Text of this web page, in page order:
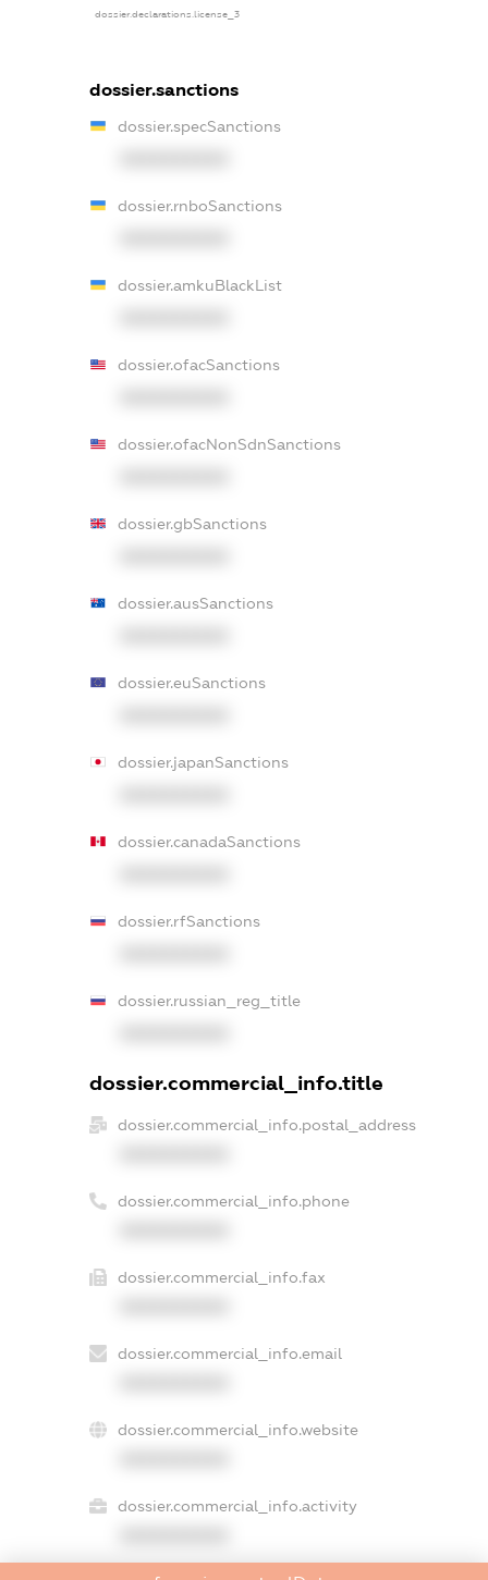
dossier.declarations.license_3
dossier.sanctions
dossier.specSanctions
dossier.rnboSanctions
dossier.amkuBlackList
dossier.ofacSanctions
dossier.ofacNonSdnSanctions
dossier.gbSanctions
dossier.ausSanctions
dossier.euSanctions
dossier.japanSanctions
dossier.canadaSanctions
dossier.rfSanctions
dossier.russian_reg_title
dossier.commercial_info.title
dossier.commercial_info.postal_address
dossier.commercial_info.phone
dossier.commercial_info.fax
dossier.commercial_info.email
dossier.commercial_info.website
dossier.commercial_info.activity